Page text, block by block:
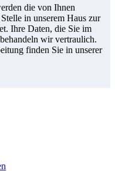
die von Ihnen
in unserem Haus zur
Ihre Daten, die Sie im
wir vertraulich.
finden Sie in unserer